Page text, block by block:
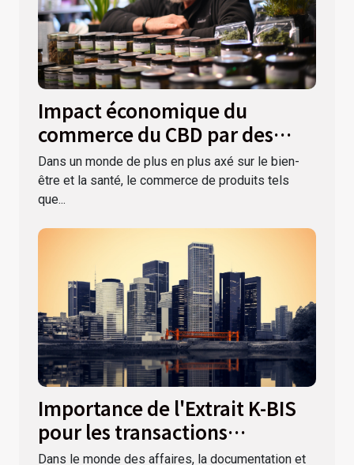
Impact économique du
commerce du CBD par des
boutiques comme La Ferme
du CBD
Dans un monde de plus en plus axé sur le bien-
être et la santé, le commerce de produits tels
que...
Importance de l'Extrait K-BIS
pour les transactions
commerciales
Dans le monde des affaires, la documentation et